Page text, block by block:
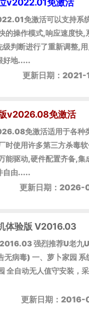
v2022.01免激活
免激活可以支持系
的操作模式,响应速度快,
判断进行了重新调整,
好地.....
更新日期：
v2026.08免激活
免激活适用于各种
时使用许多第三方杀毒
能驱动,硬件配置齐备,集
自由.....
更新日期：
体验版 V2016.03
强烈推荐U老九
病毒) 一、萝卜家园 系
全自动无人值守安装，
更新日期：